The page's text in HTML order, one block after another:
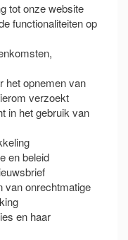
tot onze website
functionaliteiten op
het opnemen van
verzoekt
in het gebruik van
en beleid
van onrechtmatige
en haar